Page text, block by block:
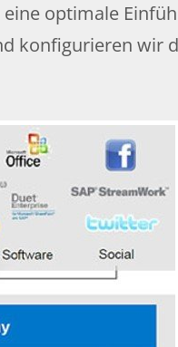
optimale
konfigurieren wir